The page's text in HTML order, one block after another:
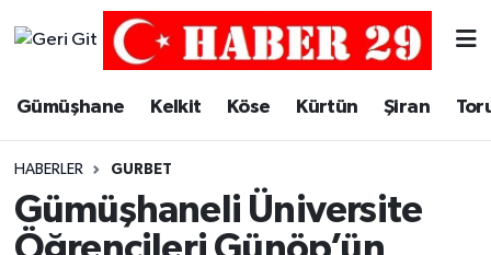
Gümüşhane Kelkit Köse Kürtün Şiran
HABERLER GURBET
Gümüşhaneli Üniversite
Merkez Trafik Yoğunluk Haritası
Süper Lig Puan Durumu ve Fikstür
Tüm Manşetler